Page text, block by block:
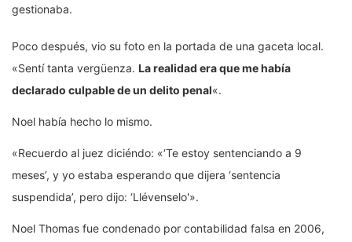
gestionaba.
Poco después, vio su foto en la portada de una gaceta local.
«Sentí tanta vergüenza. La realidad era que me había
declarado culpable de un delito penal«.
Noel había hecho lo mismo.
«Recuerdo al juez diciéndo: «‘Te estoy sentenciando a 9
meses’, y yo estaba esperando que dijera ‘sentencia
suspendida’, pero dijo: ‘Llévenselo'».
Noel Thomas fue condenado por contabilidad falsa en 2006,